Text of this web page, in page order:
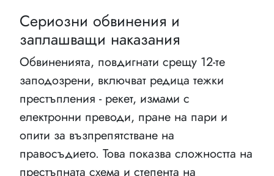
Сериозни обвинения и
заплашващи наказания
Обвиненията, повдигнати срещу 12-те
заподозрени, включват редица тежки
престъпления - рекет, измами с
електронни преводи, пране на пари и
опити за възпрепятстване на
правосъдието. Това показва сложността на
престъпната схема и степента на